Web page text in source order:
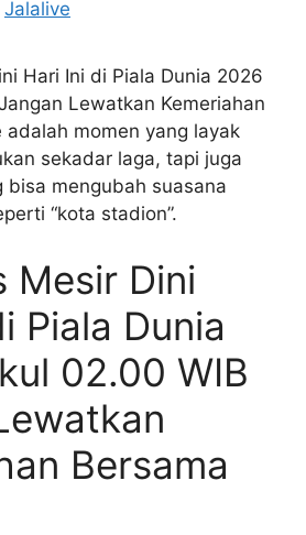
Jalalive
Hari Ini di Piala Dunia 2026
Lewatkan Kemeriahan
adalah momen yang layak
sekadar laga, tapi juga
bisa mengubah suasana
“kota stadion”.
Mesir Dini
Piala Dunia
02.00 WIB
Bersama